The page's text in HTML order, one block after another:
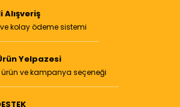
Alışveriş
kolay ödeme sistemi
Yelpazesi
ürün ve kampanya seçeneği